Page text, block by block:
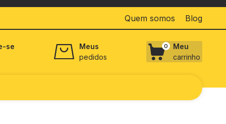
Quem somos Blog
se
Meus
pedidos
0
Meu
carrinho